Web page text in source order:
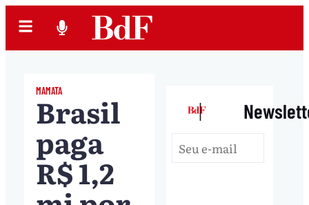
MAMATA
Brasil
paga
R$ 1,2
|